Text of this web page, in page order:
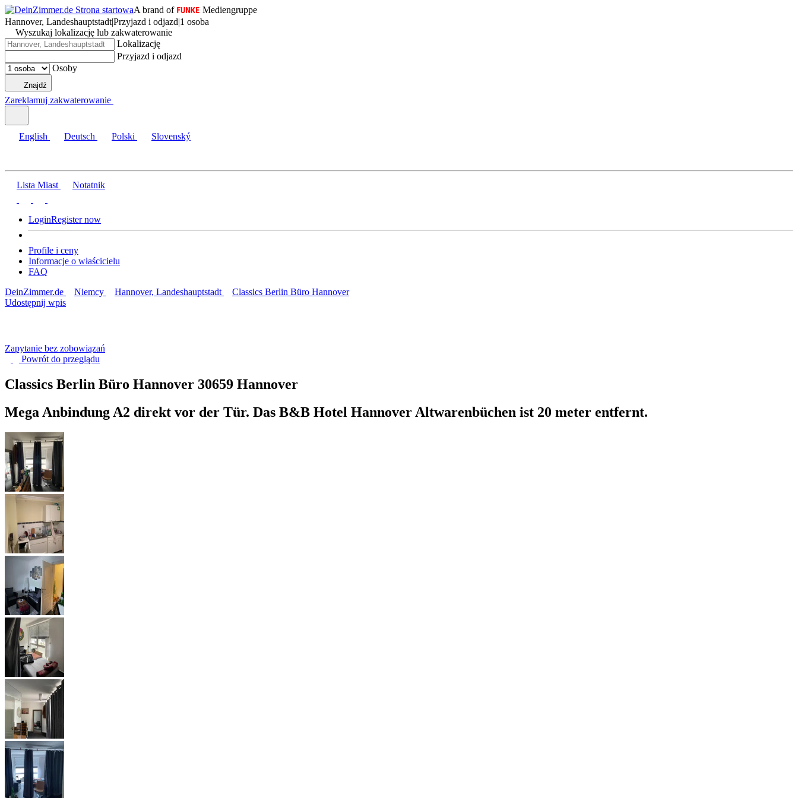
A brand of
Mediengruppe
Hannover, Landeshauptstadt|Przyjazd i odjazd|1 osoba
Wyszukaj lokalizację lub zakwaterowanie
Lokalizację
Przyjazd i odjazd
Osoby
Znajdź
Zareklamuj zakwaterowanie
English Deutsch Polski Slovenský
Lista Miast Notatnik
LoginRegister now
Profile i ceny
Informacje o właścicielu
FAQ
DeinZimmer.de
Niemcy Hannover, Landeshauptstadt
Classics Berlin Büro Hannover
Udostępnij wpis
Zapytanie bez zobowiązań
Powrót do przeglądu
Classics Berlin Büro Hannover 30659 Hannover
Mega Anbindung A2 direkt vor der Tür. Das B&B Hotel Hannover Altwarenbüchen ist 20 meter entfernt.